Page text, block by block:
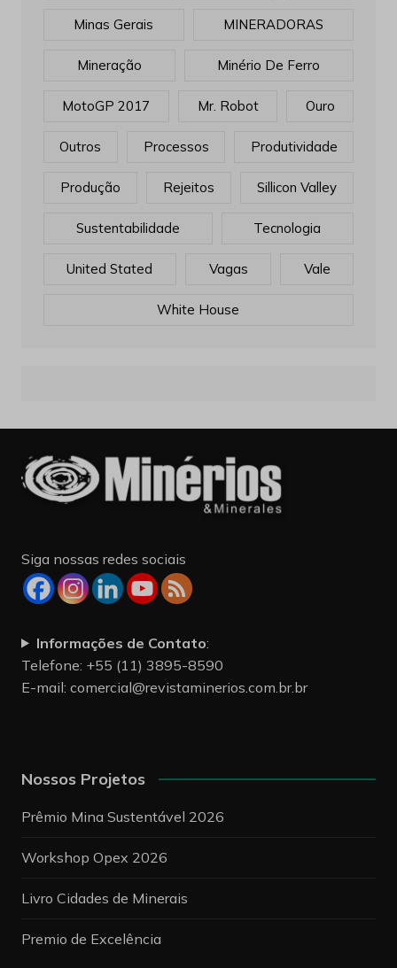
Minas Gerais MINERADORAS
Mineração Minério De Ferro
MotoGP 2017 Mr. Robot Ouro
Outros Processos Produtividade
Produção Rejeitos Sillicon Valley
Sustentabilidade Tecnologia
United Stated Vagas Vale
White House
Siga nossas redes sociais
Informações de Contato:
Telefone: +55 (11) 3895-8590
E-mail: comercial@revistaminerios.com.br.br
Nossos Projetos
Prêmio Mina Sustentável 2026
Workshop Opex 2026
Livro Cidades de Minerais
Premio de Excelência